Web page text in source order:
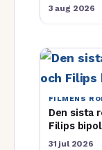
3 aug 2026
FILMENS
Den sista
Filips
31 jul 2026